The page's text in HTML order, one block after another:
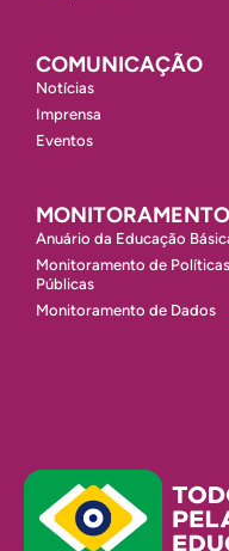
COMUNICAÇÃO
Notícias
Imprensa
Eventos
MONITORAMENTO
Anuário da Educação
Monitoramento de Políticas
Públicas
Monitoramento de Dados